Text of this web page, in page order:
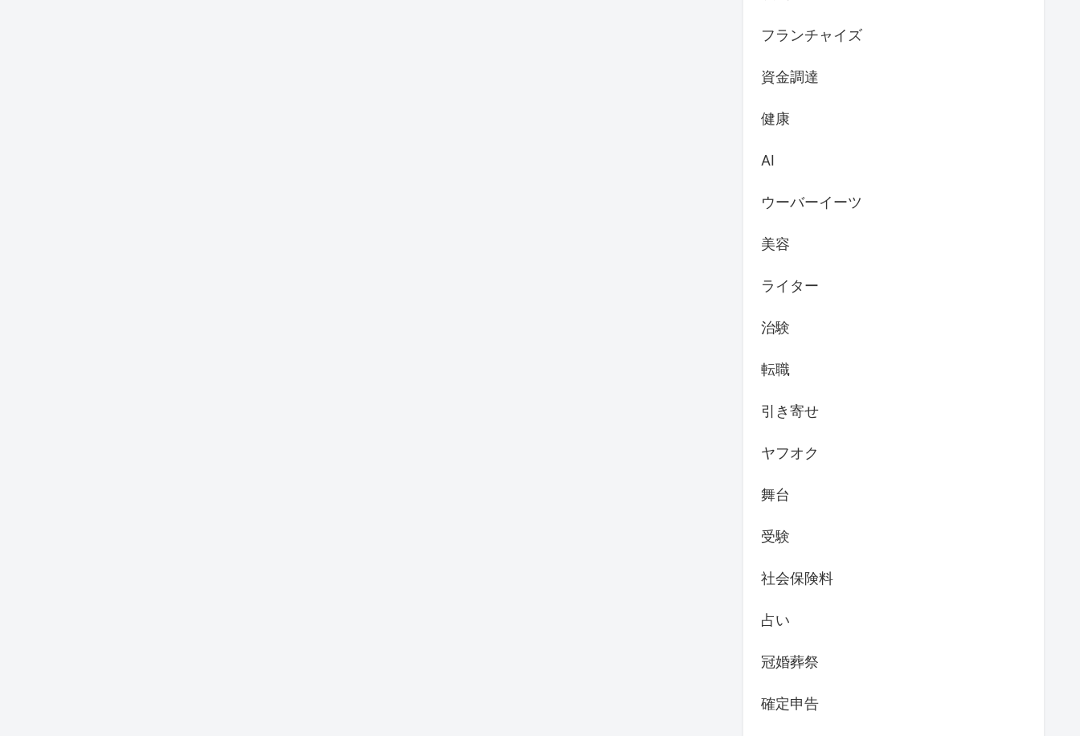
フランチャイズ
資金調達
健康
AI
ウーバーイーツ
美容
ライター
治験
転職
引き寄せ
ヤフオク
舞台
受験
社会保険料
占い
冠婚葬祭
確定申告